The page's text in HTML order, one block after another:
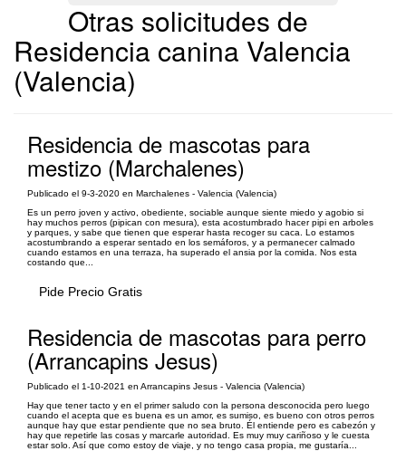
Otras solicitudes de
Residencia canina Valencia
(Valencia)
Residencia de mascotas para
mestizo (Marchalenes)
Publicado el 9-3-2020 en Marchalenes - Valencia (Valencia)
Es un perro joven y activo, obediente, sociable aunque siente miedo y agobio si
hay muchos perros (pipican con mesura), esta acostumbrado hacer pipi en arboles
y parques, y sabe que tienen que esperar hasta recoger su caca. Lo estamos
acostumbrando a esperar sentado en los semáforos, y a permanecer calmado
cuando estamos en una terraza, ha superado el ansia por la comida. Nos esta
costando que...
Pide Precio Gratis
Residencia de mascotas para perro
(Arrancapins Jesus)
Publicado el 1-10-2021 en Arrancapins Jesus - Valencia (Valencia)
Hay que tener tacto y en el primer saludo con la persona desconocida pero luego
cuando el acepta que es buena es un amor, es sumiso, es bueno con otros perros
aunque hay que estar pendiente que no sea bruto. Él entiende pero es cabezón y
hay que repetirle las cosas y marcarle autoridad. Es muy muy cariñoso y le cuesta
estar solo. Así que como estoy de viaje, y no tengo casa propia, me gustaría...